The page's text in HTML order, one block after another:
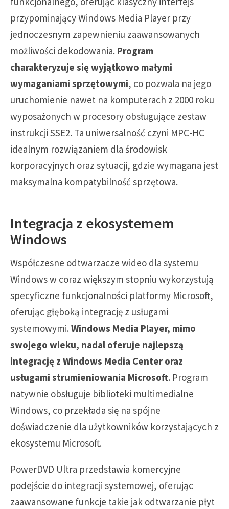
przypominający Windows Media Player przy
jednoczesnym zapewnieniu zaawansowanych
możliwości dekodowania. Program
charakteryzuje się wyjątkowo małymi
wymaganiami sprzętowymi, co pozwala na jego
uruchomienie nawet na komputerach z 2000 roku
wyposażonych w procesory obsługujące zestaw
instrukcji SSE2. Ta uniwersalność czyni MPC-HC
idealnym rozwiązaniem dla środowisk
korporacyjnych oraz sytuacji, gdzie wymagana jest
maksymalna kompatybilność sprzętowa.
Integracja z ekosystemem
Windows
Współczesne odtwarzacze wideo dla systemu
Windows w coraz większym stopniu wykorzystują
specyficzne funkcjonalności platformy Microsoft,
oferując głęboką integrację z usługami
systemowymi. Windows Media Player, mimo
swojego wieku, nadal oferuje najlepszą
integrację z Windows Media Center oraz
usługami strumieniowania Microsoft. Program
natywnie obsługuje biblioteki multimedialne
Windows, co przekłada się na spójne
doświadczenie dla użytkowników korzystających z
ekosystemu Microsoft.
PowerDVD Ultra przedstawia komercyjne
podejście do integracji systemowej, oferując
zaawansowane funkcje takie jak odtwarzanie płyt